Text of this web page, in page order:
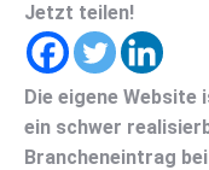
Jetzt teilen!
Die eigene
ein schwer
Brancheneintrag